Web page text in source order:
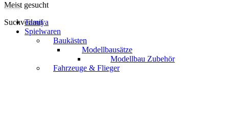
Meist gesucht
Suchverlauf
Tamiya
Spielwaren
Baukästen
Modellbausätze
Modellbau Zubehör
Fahrzeuge & Flieger